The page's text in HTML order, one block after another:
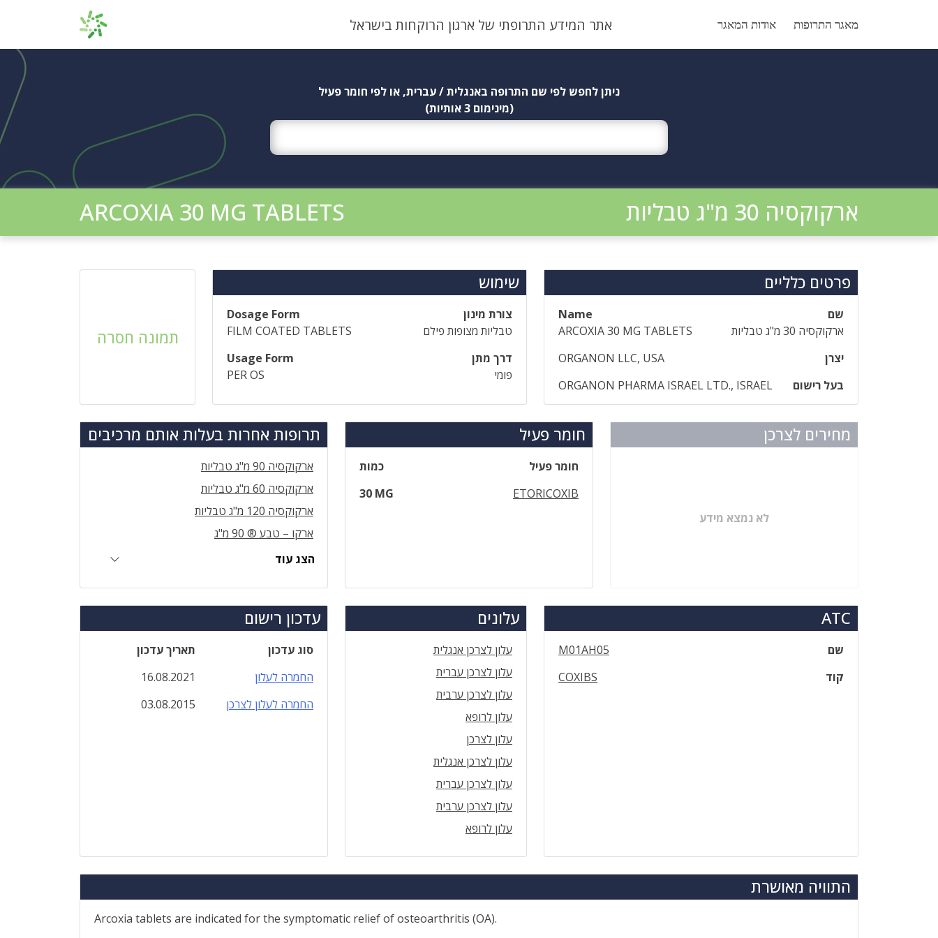
מאגר התרופות אודות המאגר אתר המידע התרופתי של ארגון הרוקחות בישראל
ניתן לחפש לפי שם התרופה באנגלית / עברית, או לפי חומר פעיל
(מינימום 3 אותיות)
ארקוקסיה 30 מ"ג טבליות ARCOXIA 30 MG TABLETS
פרטים כלליים
שם
Name
ארקוקסיה 30 מ"ג טבליות
ARCOXIA 30 MG TABLETS
יצרן
ORGANON LLC, USA
בעל רישום
ORGANON PHARMA ISRAEL LTD., ISRAEL
שימוש
צורת מינון
Dosage Form
טבליות מצופות פילם
FILM COATED TABLETS
דרך מתן
Usage Form
פומי
PER OS
תמונה חסרה
מחירים לצרכן
לא נמצא מידע
חומר פעיל
חומר פעיל
כמות
ETORICOXIB
30 MG
תרופות אחרות בעלות אותם מרכיבים
ארקוקסיה 90 מ"ג טבליות
ארקוקסיה 60 מ"ג טבליות
ארקוקסיה 120 מ"ג טבליות
ארקו – טבע ® 90 מ"ג
הצג עוד
ATC
שם
M01AH05
קוד
COXIBS
עלונים
עלון לצרכן אנגלית
עלון לצרכן עברית
עלון לצרכן ערבית
עלון לרופא
עלון לצרכן
עלון לצרכן אנגלית
עלון לצרכן עברית
עלון לצרכן ערבית
עלון לרופא
עדכון רישום
סוג עדכון
תאריך עדכון
החמרה לעלון
16.08.2021
החמרה לעלון לצרכן
03.08.2015
התוויה מאושרת
Arcoxia tablets are indicated for the symptomatic relief of osteoarthritis (OA).